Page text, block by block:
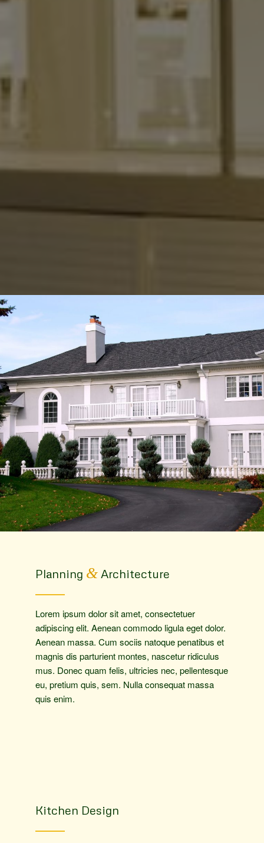
Planning & Architecture
Lorem ipsum dolor sit amet, consectetuer
adipiscing elit. Aenean commodo ligula eget dolor.
Aenean massa. Cum sociis natoque penatibus et
magnis dis parturient montes, nascetur ridiculus
mus. Donec quam felis, ultricies nec, pellentesque
eu, pretium quis, sem. Nulla consequat massa
quis enim.
Kitchen Design